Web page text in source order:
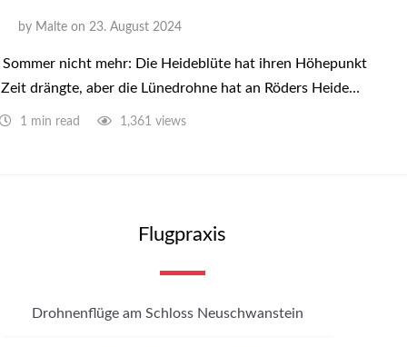
by Malte on 23. August 2024
nicht mehr: Die Heideblüte hat ihren Höhepunkt
drängte, aber die Lünedrohne hat an Röders Heide…
1 min read 1,361 views
Flugpraxis
Drohnenflüge am Schloss Neuschwanstein